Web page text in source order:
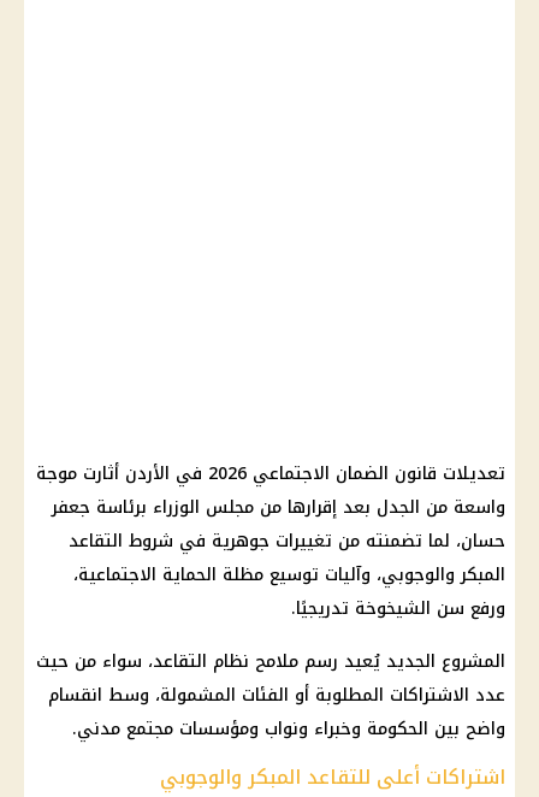
تعديلات قانون الضمان الاجتماعي 2026 في الأردن أثارت موجة
واسعة من الجدل بعد إقرارها من مجلس الوزراء برئاسة جعفر
حسان، لما تضمنته من تغييرات جوهرية في شروط التقاعد
المبكر والوجوبي، وآليات توسيع مظلة الحماية الاجتماعية،
ورفع سن الشيخوخة تدريجيًا.
المشروع الجديد يُعيد رسم ملامح نظام التقاعد، سواء من حيث
عدد الاشتراكات المطلوبة أو الفئات المشمولة، وسط انقسام
واضح بين الحكومة وخبراء ونواب ومؤسسات مجتمع مدني.
اشتراكات أعلى للتقاعد المبكر والوجوبي